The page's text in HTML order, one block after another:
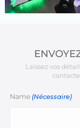
Laissez vos
Name (Nécessaire)